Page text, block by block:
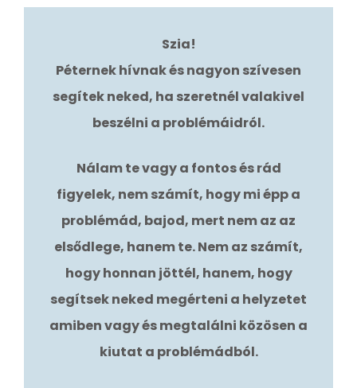
Szia!
Péternek hívnak és nagyon szívesen
segítek neked, ha szeretnél valakivel
beszélni a problémáidról.
Nálam te vagy a fontos és rád
figyelek, nem számít, hogy mi épp a
problémád, bajod, mert nem az az
elsődlege, hanem te. Nem az számít,
hogy honnan jöttél, hanem, hogy
segítsek neked megérteni a helyzetet
amiben vagy és megtalálni közösen a
kiutat a problémádból.